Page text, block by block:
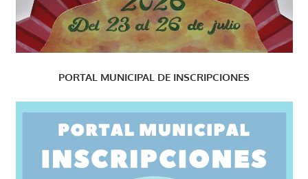
PORTAL MUNICIPAL DE INSCRIPCIONES